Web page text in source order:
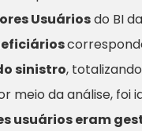
Usuáriosdo BI
sinistro,
meio da análise, foi
usuários eram